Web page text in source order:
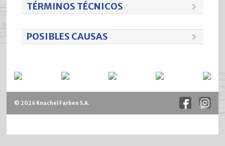
TÉRMINOS TÉCNICOS
POSIBLES CAUSAS
© 2026 Knuchel Farben S.A.